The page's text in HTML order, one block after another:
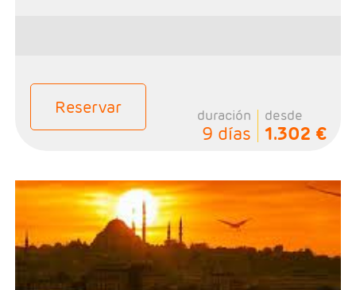
Reservar duración
9 días
desde
1.302 €
- Salidas: Diarias excepto Domingos, según calendario
- Ruta: 4 noches Estambul, 2 noches Capadocia y 1
noche Pamukkale
- Categoría hotelera: Primera, Primera Superior,
Semilujo y Lujo.
- Régimen: 8 desayunos, 4 almuerzos y 3 cenas